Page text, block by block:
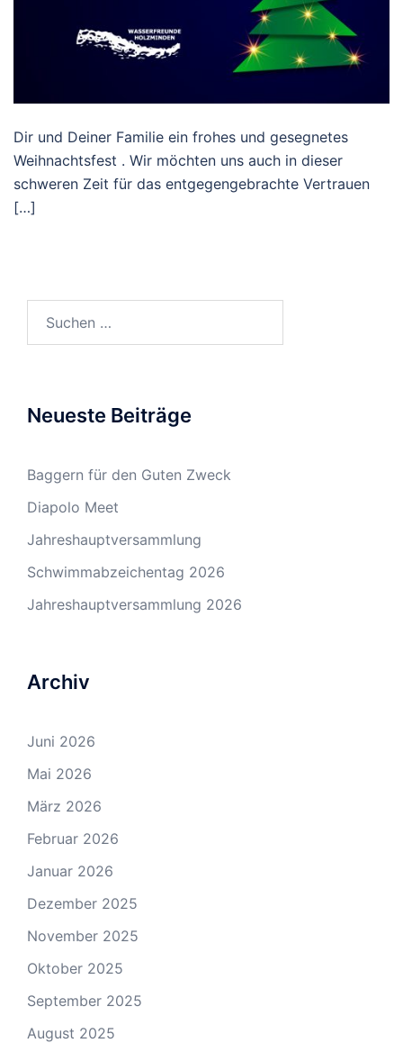
Dir und Deiner Familie ein frohes und gesegnetes
Weihnachtsfest . Wir möchten uns auch in dieser
schweren Zeit für das entgegengebrachte Vertrauen
[…]
nach:
Neueste Beiträge
Baggern für den Guten Zweck
Diapolo Meet
Jahreshauptversammlung
Schwimmabzeichentag 2026
Jahreshauptversammlung 2026
Archiv
Juni 2026
Mai 2026
März 2026
Februar 2026
Januar 2026
Dezember 2025
November 2025
Oktober 2025
September 2025
August 2025